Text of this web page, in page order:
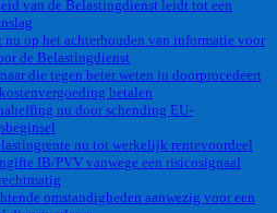
van de Belastingdienst leidt tot een
nu op het achterhouden van informatie voor
de Belastingdienst
die tegen beter weten in doorprocedeert
betalen
nu door schending EU-
nu tot werkelijk rentevoordeel
IB/PVV vanwege een risicosignaal
omstandigheden aanwezig voor een